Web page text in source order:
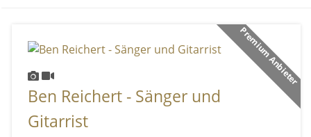
Premium Anbieter
Ben Reichert - Sänger und
Gitarrist